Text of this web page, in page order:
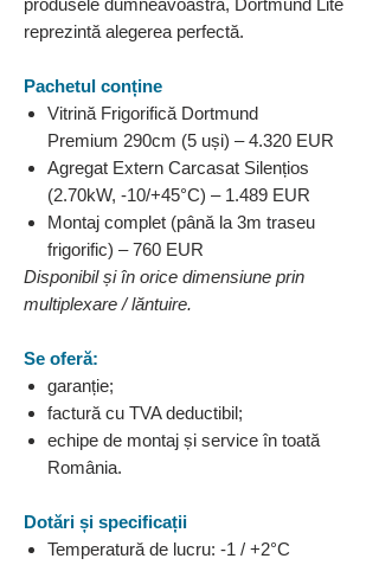
reprezintă alegerea perfectă.
Pachetul conține
Vitrină Frigorifică Dortmund
Premium 290cm (5 uși) – 4.320 EUR
Agregat Extern Carcasat Silențios
(2.70kW, -10/+45°C) – 1.489 EUR
Montaj complet (până la 3m traseu
frigorific) – 760 EUR
Disponibil și în orice dimensiune prin
multiplexare / lăntuire.
Se oferă:
garanție;
factură cu TVA deductibil;
echipe de montaj și service în toată
România.
Dotări și specificații
Temperatură de lucru: -1 / +2°C